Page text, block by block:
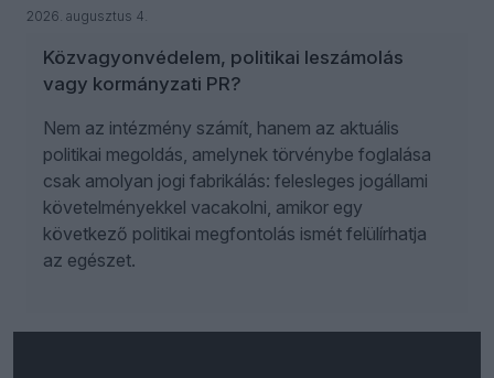
2026. augusztus 4.
Közvagyonvédelem, politikai leszámolás
vagy kormányzati PR?
Nem az intézmény számít, hanem az aktuális
politikai megoldás, amelynek törvénybe foglalása
csak amolyan jogi fabrikálás: felesleges jogállami
követelményekkel vacakolni, amikor egy
következő politikai megfontolás ismét felülírhatja
az egészet.